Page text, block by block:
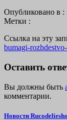
Опубликовано в :
Метки :
Ссылка на эту
bumagi-
Оставить
Вы должны быть
комментарии.
Новости